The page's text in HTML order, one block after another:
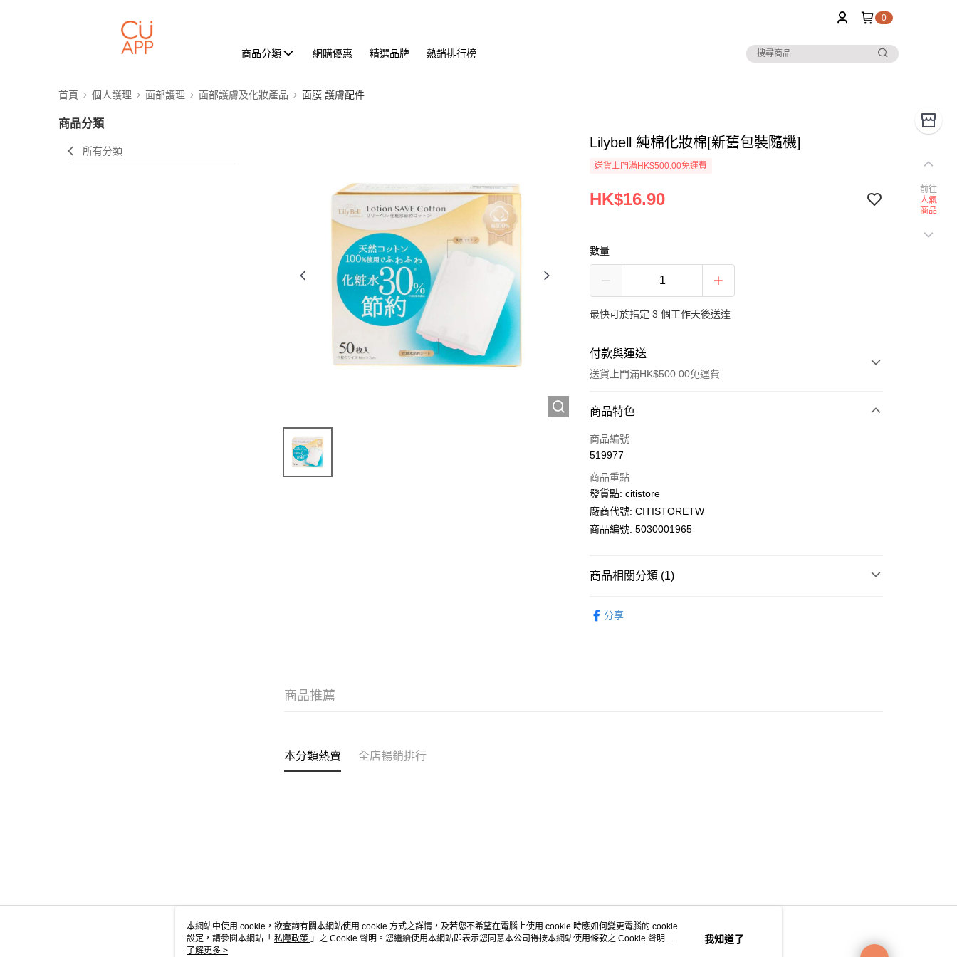
0
商品分類 網購優惠 精選品牌 熱銷排行榜
首頁 個人護理 面部護理 面部護膚及化妝產品 面膜 護膚配件
商品分類
所有分類
Lilybell 純棉化妝棉[新舊包裝隨機]
送貨上門滿HK$500.00免運費
HK$16.90
數量
最快可於指定 3 個工作天後送達
付款與運送
送貨上門滿HK$500.00免運費
付款方式
信用卡
PayMe
WeChat Pay
每筆HK$100.00，滿HK$500.00或以上免運費
商品特色
商品編號
519977
商品重點
發貨點: citistore
廠商代號: CITISTORETW
商品編號: 5030001965
商品相關分類 (1)
分享
商品推薦
本分類熱賣 全店暢銷排行
關於我們 客戶服務
前往
人氣
商品
本網站中使用 cookie，欲查詢有關本網站使用 cookie 方式之詳情，及若您不希望在電腦上使用 cookie 時應如何變更電腦的 cookie
設定，請參閱本網站「 私隱政策 」之 Cookie 聲明。您繼續使用本網站即表示您同意本公司得按本網站使用條款之 Cookie 聲明使
用 cookie。
了解更多 >
我知道了